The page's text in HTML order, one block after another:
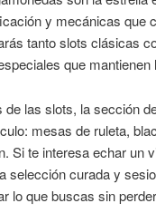
y mecánicas que
tanto slots clásicas
que mantienen
de las slots, la sección
mesas de ruleta,
Si te interesa echar un
selección curada y
lo que buscas sin